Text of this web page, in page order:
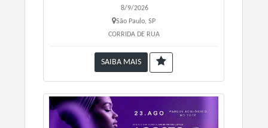
Na Decathon Shopping Tamboré
com cobrança detaxa extra de R$30,00.
Confira o Kit do Evento:
8/9/2026
São Paulo, SP
CORRIDA DE RUA
SAIBA MAIS